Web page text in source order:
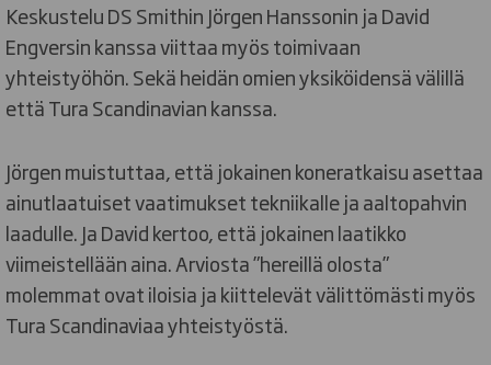
Keskustelu DS Smithin Jörgen Hanssonin ja David
Engversin kanssa viittaa myös toimivaan
yhteistyöhön. Sekä heidän omien yksiköidensä välillä
että Tura Scandinavian kanssa.
Jörgen muistuttaa, että jokainen koneratkaisu asettaa
ainutlaatuiset vaatimukset tekniikalle ja aaltopahvin
laadulle. Ja David kertoo, että jokainen laatikko
viimeistellään aina. Arviosta ”hereillä olosta”
molemmat ovat iloisia ja kiittelevät välittömästi myös
Tura Scandinaviaa yhteistyöstä.